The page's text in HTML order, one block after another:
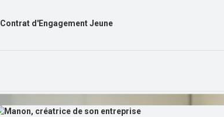
Contrat d'Engagement Jeune